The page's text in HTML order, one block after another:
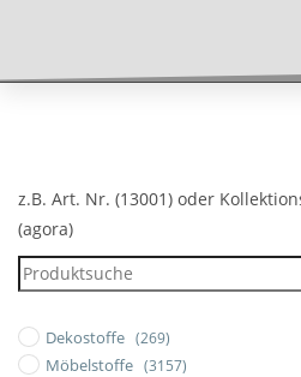
z.B. Art. Nr. (13001) oder
(agora)
Dekostoffe (269)
Möbelstoffe (3157)